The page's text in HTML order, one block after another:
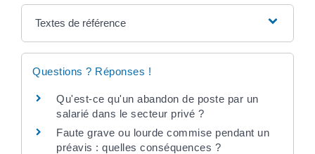
Textes de référence
Questions ? Réponses !
Qu'est-ce qu'un abandon de poste par un
salarié dans le secteur privé ?
Faute grave ou lourde commise pendant un
préavis : quelles conséquences ?